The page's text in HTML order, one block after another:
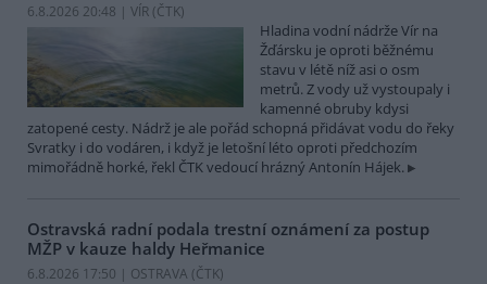
6.8.2026 20:48 | VÍR (ČTK)
Hladina vodní nádrže Vír na
Žďársku je oproti běžnému
stavu v létě níž asi o osm
metrů. Z vody už vystoupaly i
kamenné obruby kdysi
zatopené cesty. Nádrž je ale pořád schopná přidávat vodu do řeky
Svratky i do vodáren, i když je letošní léto oproti předchozím
mimořádně horké, řekl ČTK vedoucí hrázný Antonín Hájek.
Ostravská radní podala trestní oznámení za postup
MŽP v kauze haldy Heřmanice
6.8.2026 17:50 | OSTRAVA (ČTK)